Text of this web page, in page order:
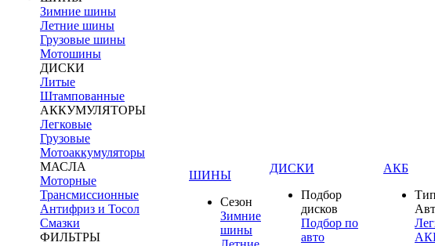
Зимние шины
Летние шины
Грузовые шины
Мотошины
ДИСКИ
Литые
Штампованные
АККУМУЛЯТОРЫ
Легковые
Грузовые
Мотоаккумуляторы
МАСЛА
Моторные
Трансмиссионные
Антифриз и Тосол
Смазки
ФИЛЬТРЫ
ШИНЫ
Сезон
Зимние
шины
ДИСКИ
Подбор
дисков
Подбор по
авто
АКБ
Тип